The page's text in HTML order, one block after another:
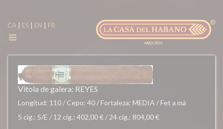
CA | ES | EN | FR
Vitola de galera: REYES
Longitud: 110 / Cepo: 40 / Fortaleza: MEDIA / Fet a mà
5 cig.: S/E / 12 cig.: 402,00 € / 24 cig.: 804,00 €